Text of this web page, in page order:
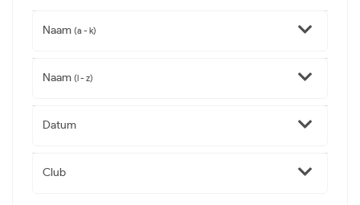
Naam (a - k)
Naam (l - z)
Datum
Club